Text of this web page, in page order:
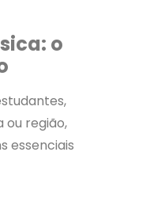
o
região,
essenciais